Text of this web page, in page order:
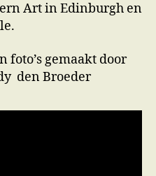
Art in Edinburgh en
gemaakt door
den Broeder